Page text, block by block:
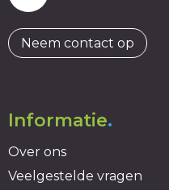
Neem contact op
Informatie.
Over ons
Veelgestelde vragen